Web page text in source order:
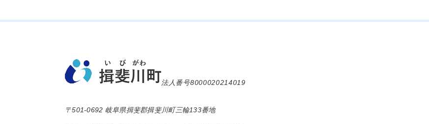
法人番号8000020214019
〒501-0692 岐阜県揖斐郡揖斐川町三輪133番地